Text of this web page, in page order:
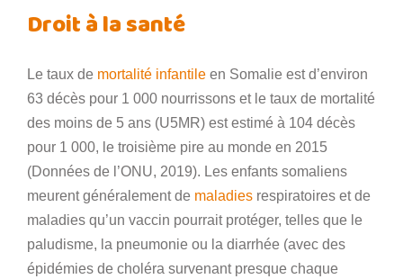
Droit à la santé
Le taux de mortalité infantile en Somalie est d’environ
63 décès pour 1 000 nourrissons et le taux de mortalité
des moins de 5 ans (U5MR) est estimé à 104 décès
pour 1 000, le troisième pire au monde en 2015
(Données de l’ONU, 2019). Les enfants somaliens
meurent généralement de maladies respiratoires et de
maladies qu’un vaccin pourrait protéger, telles que le
paludisme, la pneumonie ou la diarrhée (avec des
épidémies de choléra survenant presque chaque